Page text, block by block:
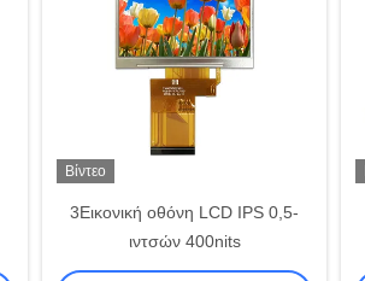
Βίντεο
3Εικονική οθόνη LCD IPS 0,5-
ιντσών 400nits